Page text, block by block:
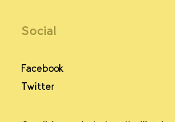
Social
Facebook
Twitter